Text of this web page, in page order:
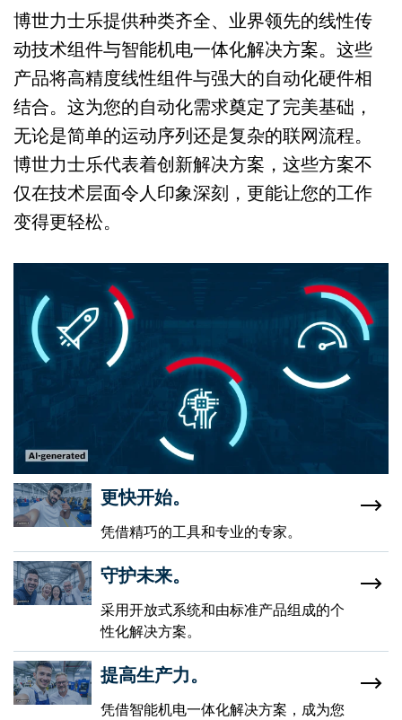
博世力士乐提供种类齐全、业界领先的线性传
动技术组件与智能机电一体化解决方案。这些
产品将高精度线性组件与强大的自动化硬件相
结合。这为您的自动化需求奠定了完美基础，
无论是简单的运动序列还是复杂的联网流程。
博世力士乐代表着创新解决方案，这些方案不
仅在技术层面令人印象深刻，更能让您的工作
变得更轻松。
更快开始。
凭借精巧的工具和专业的专家。
守护未来。
采用开放式系统和由标准产品组成的个
性化解决方案。
提高生产力。
凭借智能机电一体化解决方案，成为您